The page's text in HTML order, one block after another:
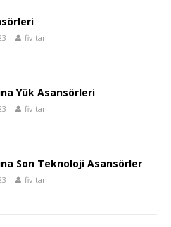
fivitan
Yük Asansörleri
fivitan
Son Teknoloji Asansörler
fivitan